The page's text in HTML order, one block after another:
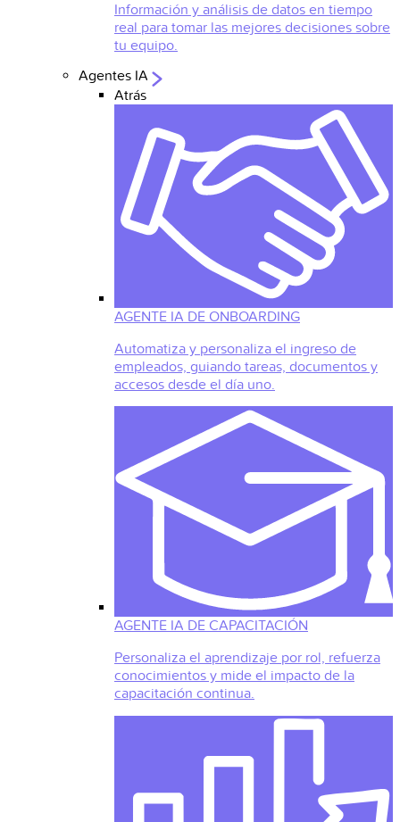
Información y análisis de datos en tiempo
real para tomar las mejores decisiones sobre
tu equipo.
Agentes IA
Atrás
AGENTE IA DE ONBOARDING
Automatiza y personaliza el ingreso de
empleados, guiando tareas, documentos y
accesos desde el día uno.
AGENTE IA DE CAPACITACIÓN
Personaliza el aprendizaje por rol, refuerza
conocimientos y mide el impacto de la
capacitación continua.